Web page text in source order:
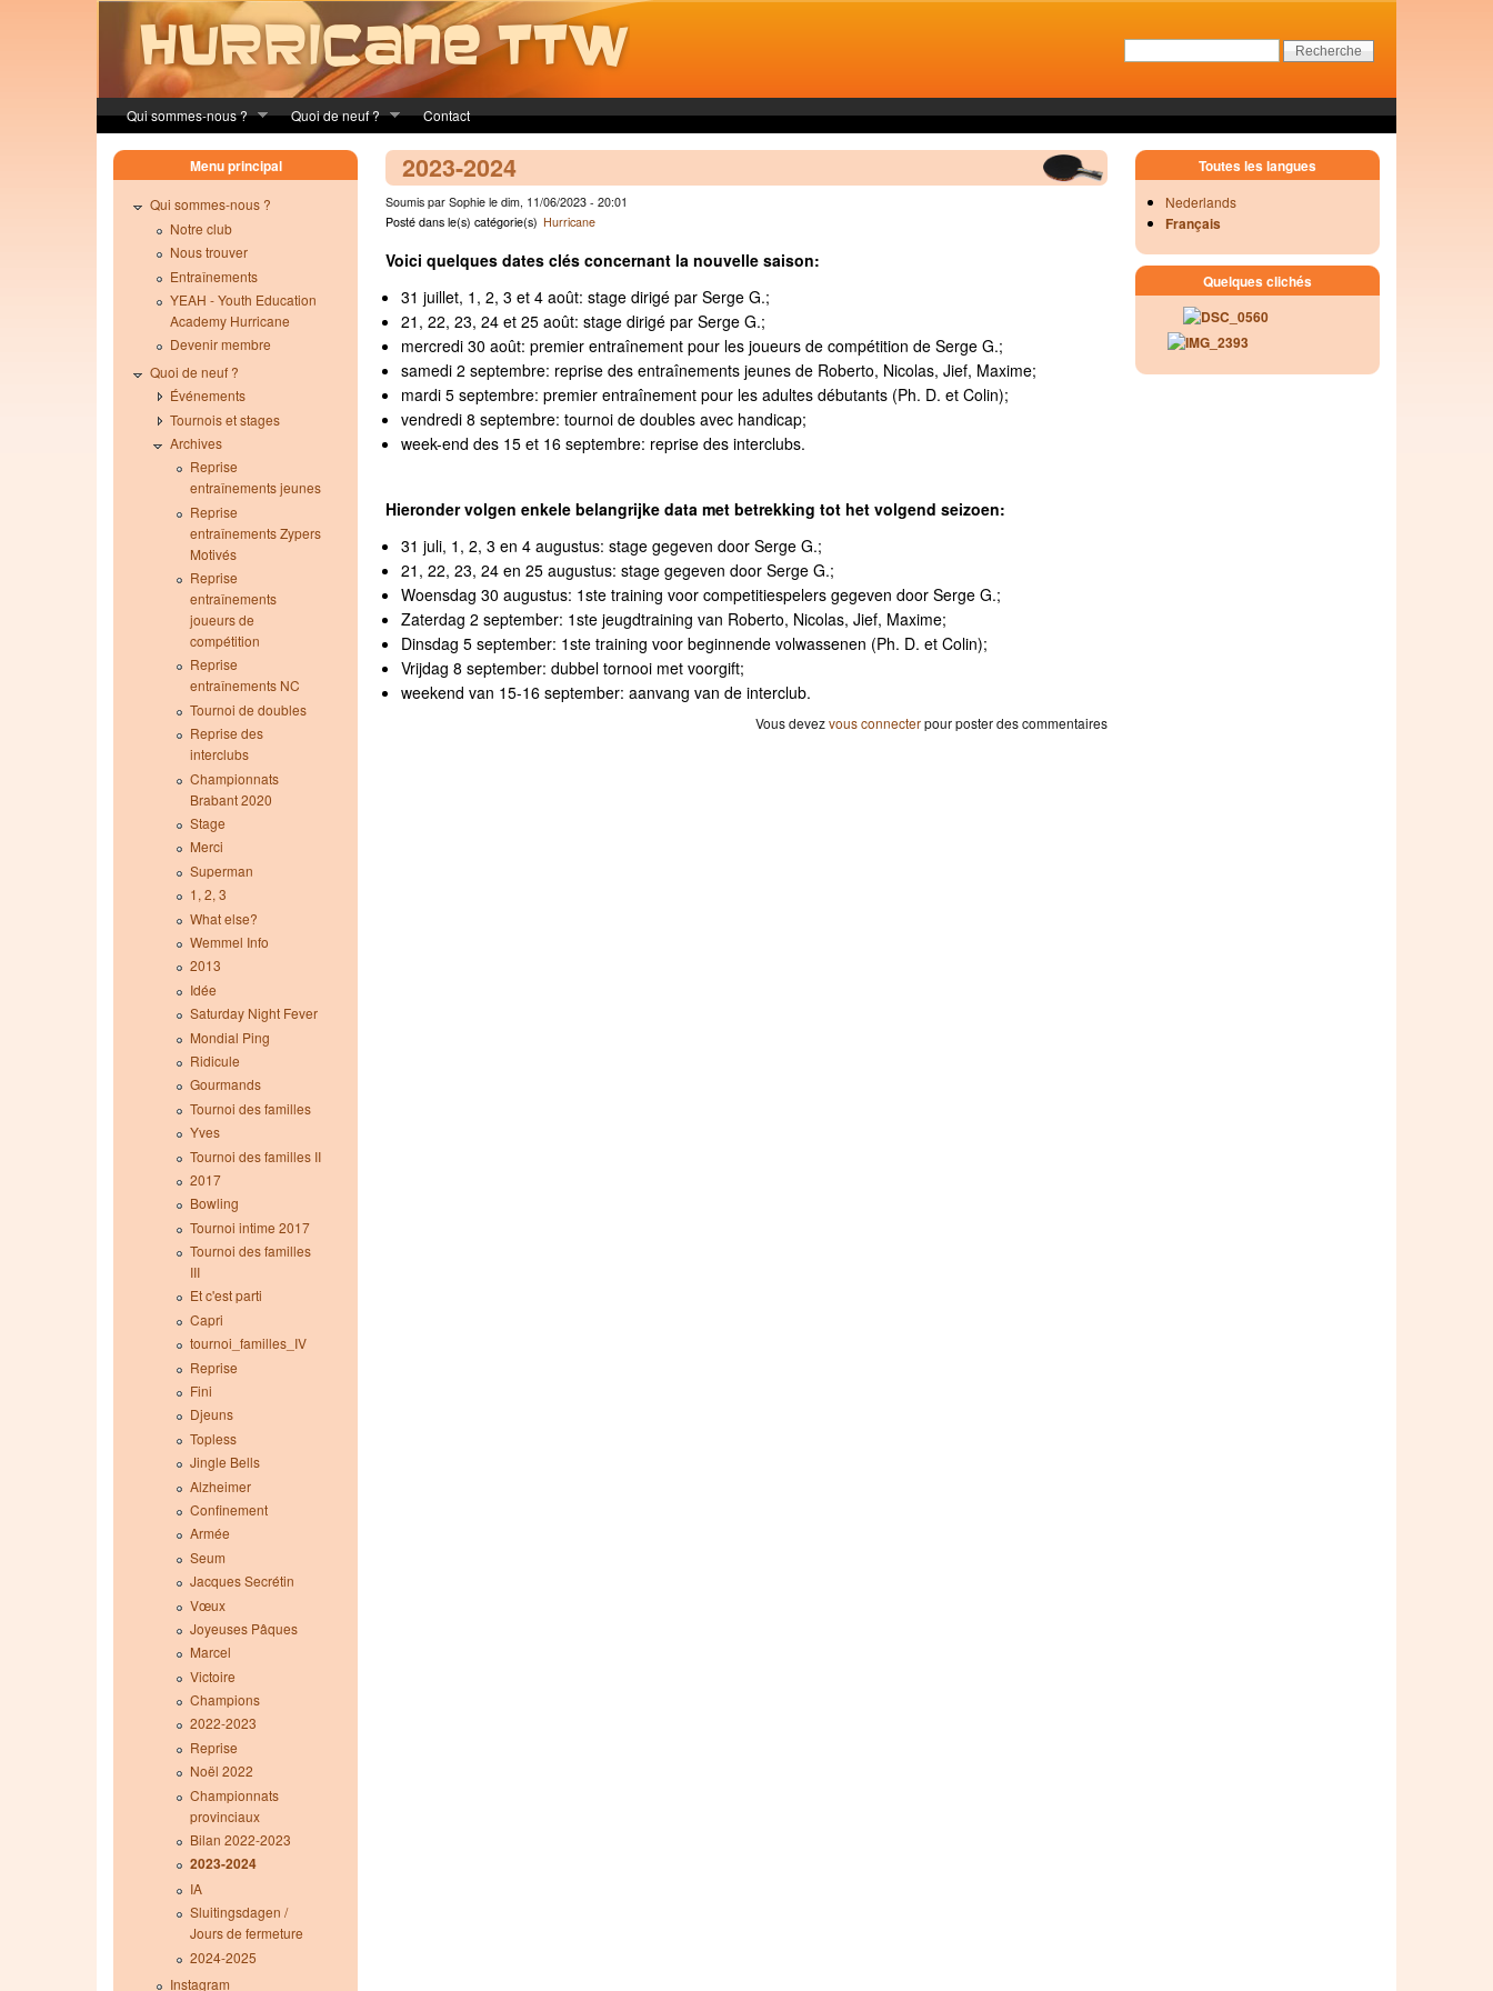
Qui sommes-nous ? Quoi de neuf ? Contact
2023-2024
Soumis par Sophie le dim, 11/06/2023 - 20:01
Posté dans le(s) catégorie(s) Hurricane
Voici quelques dates clés concernant la nouvelle saison:
31 juillet, 1, 2, 3 et 4 août: stage dirigé par Serge G.;
21, 22, 23, 24 et 25 août: stage dirigé par Serge G.;
mercredi 30 août: premier entraînement pour les joueurs de compétition de Serge G.;
samedi 2 septembre: reprise des entraînements jeunes de Roberto, Nicolas, Jief, Maxime;
mardi 5 septembre: premier entraînement pour les adultes débutants (Ph. D. et Colin);
vendredi 8 septembre: tournoi de doubles avec handicap;
week-end des 15 et 16 septembre: reprise des interclubs.
Hieronder volgen enkele belangrijke data met betrekking tot het volgend seizoen:
31 juli, 1, 2, 3 en 4 augustus: stage gegeven door Serge G.;
21, 22, 23, 24 en 25 augustus: stage gegeven door Serge G.;
Woensdag 30 augustus: 1ste training voor competitiespelers gegeven door Serge G.;
Zaterdag 2 september: 1ste jeugdtraining van Roberto, Nicolas, Jief, Maxime;
Dinsdag 5 september: 1ste training voor beginnende volwassenen (Ph. D. et Colin);
Vrijdag 8 september: dubbel tornooi met voorgift;
weekend van 15-16 september: aanvang van de interclub.
Vous devezvous connecterpour poster des commentaires
Menu principal
Qui sommes-nous ?
Notre club
Nous trouver
Entraînements
YEAH - Youth Education
Academy Hurricane
Devenir membre
Quoi de neuf ?
Événements
Tournois et stages
Archives
Reprise
entraînements jeunes
Reprise
entraînements Zypers
Motivés
Reprise
entraînements
joueurs de
compétition
Reprise
entraînements NC
Tournoi de doubles
Reprise des
interclubs
Championnats
Brabant 2020
Stage
Merci
Superman
1, 2, 3
What else?
Wemmel Info
2013
Idée
Saturday Night Fever
Mondial Ping
Ridicule
Gourmands
Tournoi des familles
Yves
Tournoi des familles II
2017
Bowling
Tournoi intime 2017
Tournoi des familles
III
Et c'est parti
Capri
tournoi_familles_IV
Reprise
Fini
Djeuns
Topless
Jingle Bells
Alzheimer
Confinement
Armée
Seum
Jacques Secrétin
Vœux
Joyeuses Pâques
Marcel
Victoire
Champions
2022-2023
Reprise
Noël 2022
Championnats
provinciaux
Bilan 2022-2023
2023-2024
IA
Sluitingsdagen /
Jours de fermeture
2024-2025
Instagram
Toutes les langues
Nederlands
Français
Quelques clichés